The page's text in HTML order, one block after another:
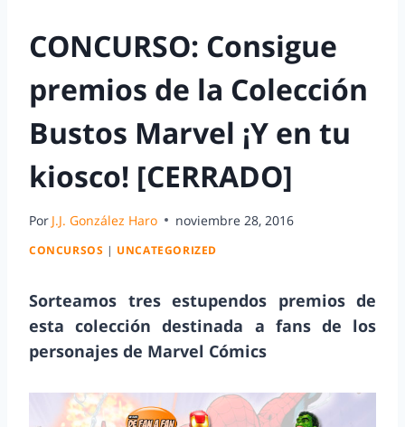
CONCURSO: Consigue
premios de la Colección
Bustos Marvel ¡Y en tu
kiosco! [CERRADO]
Por J.J. González Haro noviembre 28, 2016
CONCURSOS | UNCATEGORIZED
Sorteamos tres estupendos premios de
esta colección destinada a fans de los
personajes de Marvel Cómics